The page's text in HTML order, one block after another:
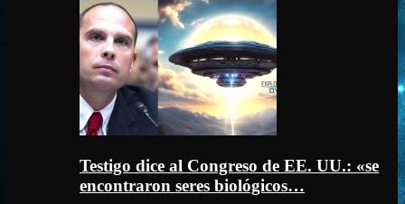
Testigo dice al Congreso de EE. UU.: «se
encontraron seres biológicos…